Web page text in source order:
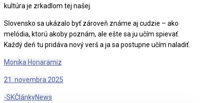
kultúra je zrkadlom tej našej.
Slovensko sa ukázalo byť zároveň známe aj cudzie – ako
melódia, ktorú akoby poznám, ale ešte sa ju učím spievať.
Každý deň tu pridáva nový verš a ja sa postupne učím naladiť.
Monika Honaramiz
21. novembra 2025
-SKČlánkyNews